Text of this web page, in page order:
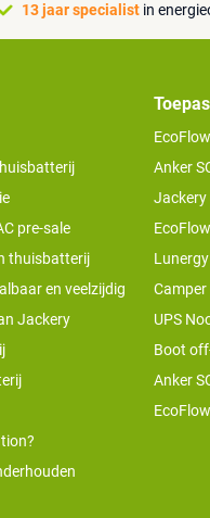
13 jaar specialist in
pre-sale
thuisbatterij
en veelzijdig
Jackery
Anker
Jackery
UPS
Boot
Anker